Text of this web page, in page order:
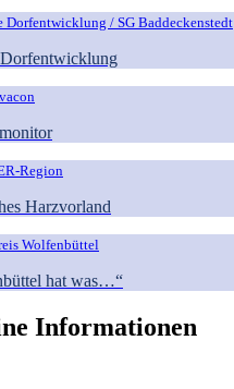
Dorfentwicklung / SG Baddeckenstedt
Region
Harzvorland
Wolfenbüttel
hat was…“
Informationen